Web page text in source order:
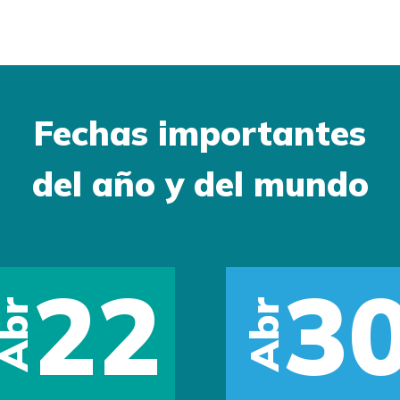
Fechas importantes
del año y del mundo
12